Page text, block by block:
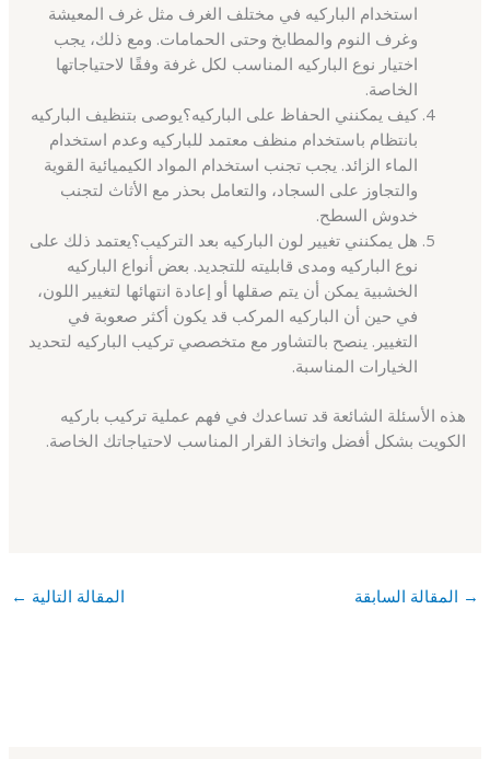
استخدام الباركيه في مختلف الغرف مثل غرف المعيشة
وغرف النوم والمطابخ وحتى الحمامات. ومع ذلك، يجب
اختيار نوع الباركيه المناسب لكل غرفة وفقًا لاحتياجاتها
الخاصة.
كيف يمكنني الحفاظ على الباركيه؟يوصى بتنظيف الباركيه
بانتظام باستخدام منظف معتمد للباركيه وعدم استخدام
الماء الزائد. يجب تجنب استخدام المواد الكيميائية القوية
والتجاوز على السجاد، والتعامل بحذر مع الأثاث لتجنب
خدوش السطح.
هل يمكنني تغيير لون الباركيه بعد التركيب؟يعتمد ذلك على
نوع الباركيه ومدى قابليته للتجديد. بعض أنواع الباركيه
الخشبية يمكن أن يتم صقلها أو إعادة انتهائها لتغيير اللون،
في حين أن الباركيه المركب قد يكون أكثر صعوبة في
التغيير. ينصح بالتشاور مع متخصصي تركيب الباركيه لتحديد
الخيارات المناسبة.
هذه الأسئلة الشائعة قد تساعدك في فهم عملية تركيب باركيه
الكويت بشكل أفضل واتخاذ القرار المناسب لاحتياجاتك الخاصة.
→ المقالة السابقة المقالة التالية ←